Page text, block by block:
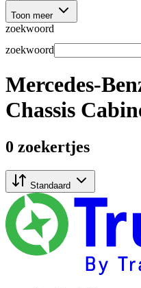
Toon meer
zoekwoord
zoekwoord
Mercedes-
Chassis
0 zoekertjes
Standaard